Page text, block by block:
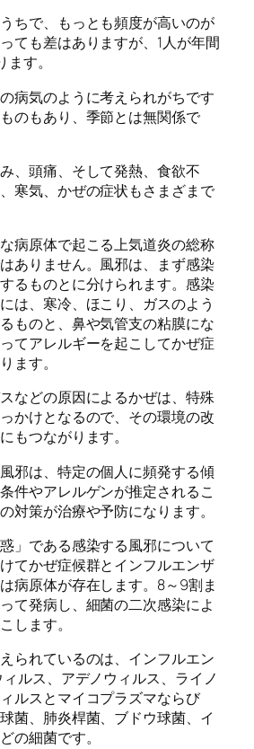
ちで、もっとも頻度が高いのが
ても差はありますが、1人が年間
す。
病気のように考えられがちです
のもあり、季節とは無関係で
、頭痛、そして発熱、食欲不
寒気、かぜの症状もさまざまで
病原体で起こる上気道炎の総称
ありません。風邪は、まず感染
るものとに分けられます。感染
は、寒冷、ほこり、ガスのよう
ものと、鼻や気管支の粘膜にな
てアレルギーを起こしてかぜ症
ます。
などの原因によるかぜは、特殊
かけとなるので、その環境の改
もつながります。
邪は、特定の個人に頻発する傾
件やアレルゲンが推定されるこ
対策が治療や予防になります。
」である感染する風邪について
てかぜ症候群とインフルエンザ
病原体が存在します。8～9割ま
て発病し、細菌の二次感染によ
します。
られているのは、インフルエン
ルス、アデノウィルス、ライノ
ルスとマイコプラズマならび
菌、肺炎桿菌、ブドウ球菌、イ
の細菌です。